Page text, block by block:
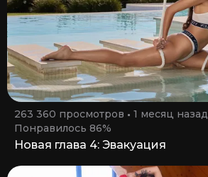
263 360 просмотров
1 месяц назад
Понравилось 86%
Новая глава 4: Эвакуация